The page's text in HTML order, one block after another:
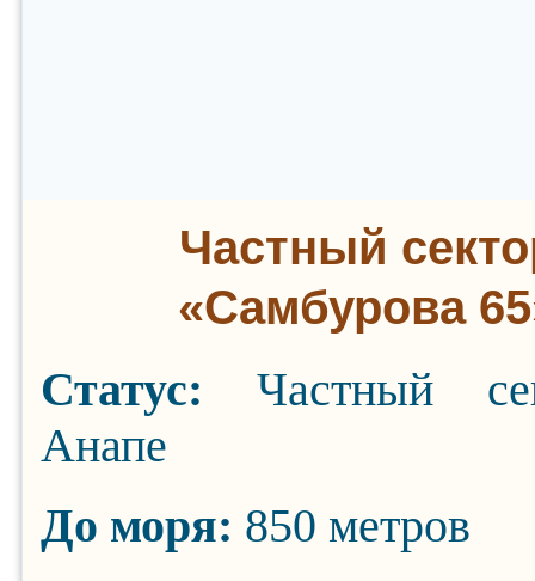
Частный
«Самбурова
Статус:Частный
Анапе
До моря: 850 метров